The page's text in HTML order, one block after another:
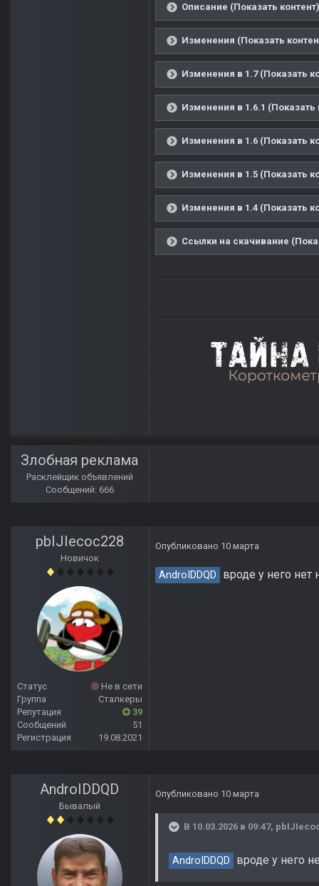
Описание (Показать контент)
Изменения (Показать
Изменения в 1.7 (Показать
Изменения в 1.6.1 (Показать
Изменения в 1.6 (Показать
Изменения в 1.5 (Показать
Изменения в 1.4 (Показать
Ссылки на скачивание
Злобная реклама
Расклейщик объявлений
Сообщений: 666
pbIJIecoc228
Новичок
Статус
Не в сети
Группа
Сталкеры
Репутация
39
Сообщений
51
Регистрация
19.08.2021
Опубликовано 10 марта
AndroIDDQD вроде у него нет
AndroIDDQD
Бывалый
Опубликовано 10 марта
В 10.03.2026 в 09:47,
AndroIDDQD вроде у него